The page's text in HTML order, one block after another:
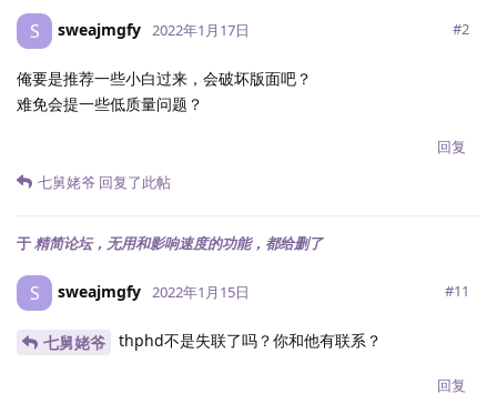
S sweajmgfy 2022年1月17日 #2
俺要是推荐一些小白过来，会破坏版面吧？
难免会提一些低质量问题？
回复
七舅姥爷 回复了此帖
于精简论坛，无用和影响速度的功能，都给删了
S sweajmgfy 2022年1月15日 #11
七舅姥爷 thphd不是失联了吗？你和他有联系？
回复